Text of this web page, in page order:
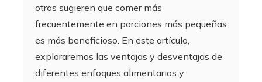
otras sugieren que comer más
frecuentemente en porciones más pequeñas
es más beneficioso. En este artículo,
exploraremos las ventajas y desventajas de
diferentes enfoques alimentarios y